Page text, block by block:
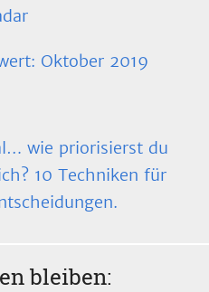
Oktober 2019
wie priorisierst du
10 Techniken für
bleiben: